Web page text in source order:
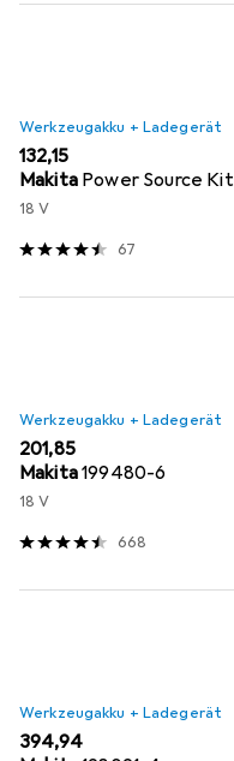
Werkzeugakku + Ladegerät
EUR
132,15
Makita Power Source Kit
18 V
67
Werkzeugakku + Ladegerät
EUR
201,85
Makita199480-6
18 V
668
Werkzeugakku + Ladegerät
EUR
394,94